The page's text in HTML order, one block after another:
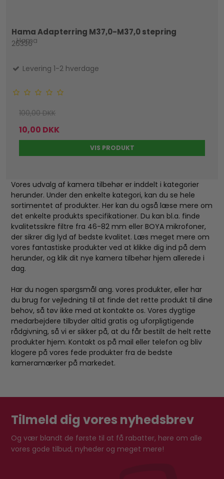
Hama Adapterring M37,0-M37,0 stepring
Hama
26336
Levering 1-2 hverdage
100,00 DKK
10,00 DKK
VIS PRODUKT
Vores udvalg af kamera tilbehør er inddelt i kategorier
herunder. Under den enkelte kategori, kan du se hele
sortimentet af produkter. Her kan du også læse mere om
det enkelte produkts specifikationer. Du kan bl.a. finde
kvalitetssikre filtre fra 46-82 mm eller BOYA mikrofoner,
der sikrer dig lyd af bedste kvalitet. Læs meget mere om
vores fantastiske produkter ved at klikke dig ind på dem
herunder, og klik dit nye kamera tilbehør hjem allerede i
dag.
Har du nogen spørgsmål ang. vores produkter, eller har
du brug for vejledning til at finde det rette produkt til dine
behov, så tøv ikke med at kontakte os. Vores dygtige
medarbejdere tilbyder altid gratis og uforpligtigende
rådgivning, så vi er sikker på, at du får bestilt de helt rette
produkter hjem. Kontakt os på mail eller telefon og bliv
klogere på vores fede produkter fra de bedste
kameramærker på markedet.
Tilmeld dig vores nyhedsbrev
Og vær blandt de første til at få rabatter, høre om alle
vores gode tilbud, nyheder og meget mere!